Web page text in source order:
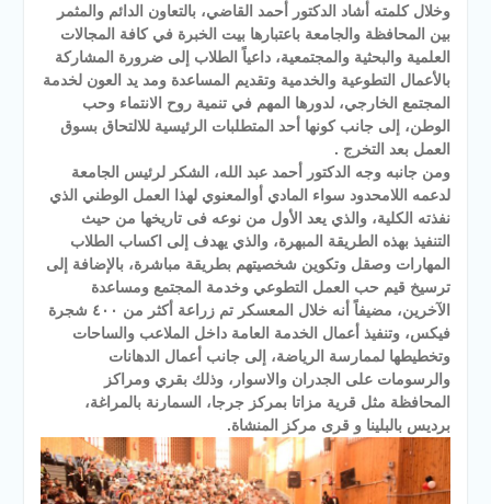
وخلال كلمته أشاد الدكتور أحمد القاضي، بالتعاون الدائم والمثمر
بين المحافظة والجامعة باعتبارها بيت الخبرة في كافة المجالات
العلمية والبحثية والمجتمعية، داعياً الطلاب إلى ضرورة المشاركة
بالأعمال التطوعية والخدمية وتقديم المساعدة ومد يد العون لخدمة
المجتمع الخارجي، لدورها المهم في تنمية روح الانتماء وحب
الوطن، إلى جانب كونها أحد المتطلبات الرئيسية للالتحاق بسوق
العمل بعد التخرج .
ومن جانبه وجه الدكتور أحمد عبد الله، الشكر لرئيس الجامعة
لدعمه اللامحدود سواء المادي أوالمعنوي لهذا العمل الوطني الذي
نفذته الكلية، والذي يعد الأول من نوعه فى تاريخها من حيث
التنفيذ بهذه الطريقة المبهرة، والذي يهدف إلى اكساب الطلاب
المهارات وصقل وتكوين شخصيتهم بطريقة مباشرة، بالإضافة إلى
ترسيخ قيم حب العمل التطوعي وخدمة المجتمع ومساعدة
الآخرين، مضيفاً أنه خلال المعسكر تم زراعة أكثر من ٤٠٠ شجرة
فيكس، وتنفيذ أعمال الخدمة العامة داخل الملاعب والساحات
وتخطيطها لممارسة الرياضة، إلى جانب أعمال الدهانات
والرسومات على الجدران والاسوار، وذلك بقري ومراكز
المحافظة مثل قرية مزاتا بمركز جرجا، السمارنة بالمراغة،
برديس بالبلينا و قرى مركز المنشاة.